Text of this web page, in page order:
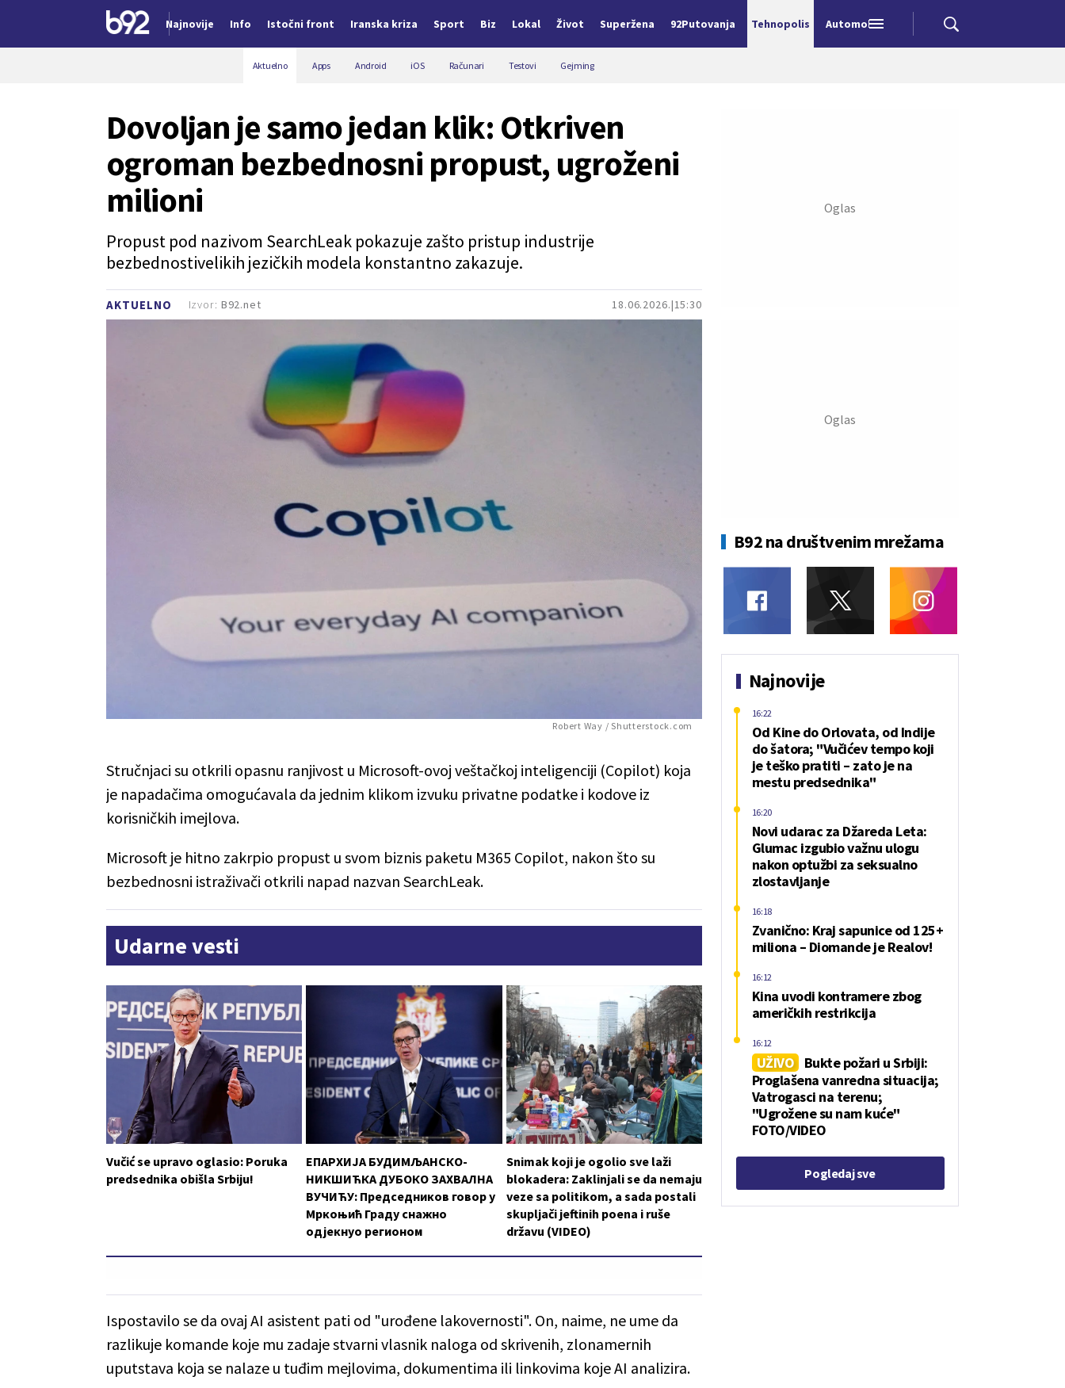
Najnovije Info Istočni front Iranska kriza Sport Biz Lokal Život Superžena 92Putovanja Tehnopolis Automobili
Aktuelno Apps Android iOS Računari Testovi Gejming
AKTUELNO 18.06.2026. 15:30
Dovoljan je samo jedan klik: Otkriven
ogroman bezbednosni propust, ugroženi
milioni
Propust pod nazivom SearchLeak pokazuje zašto pristup industrije
bezbednostivelikih jezičkih modela konstantno zakazuje.
Izvor: B92.net
Robert Way / Shutterstock.com
Stručnjaci su otkrili opasnu ranjivost u Microsoft-ovoj veštačkoj inteligenciji (Copilot) koja
je napadačima omogućavala da jednim klikom izvuku privatne podatke i kodove iz
korisničkih imejlova.
Microsoft je hitno zakrpio propust u svom biznis paketu M365 Copilot, nakon što su
bezbednosni istraživači otkrili napad nazvan SearchLeak.
Udarne vesti
Vučić se upravo oglasio: Poruka
predsednika obišla Srbiju!
ЕПАРХИЈА БУДИМЉАНСКО-
НИКШИЋКА ДУБОКО ЗАХВАЛНА
ВУЧИЋУ: Председников говор у
Мркоњић Граду снажно
одјекнуо регионом
Snimak koji je ogolio sve laži
blokadera: Zaklinjali se da nemaju
veze sa politikom, a sada postali
skupljači jeftinih poena i ruše
državu (VIDEO)
Ispostavilo se da ovaj AI asistent pati od "urođene lakovernosti". On, naime, ne ume da
razlikuje komande koje mu zadaje stvarni vlasnik naloga od skrivenih, zlonamernih
uputstava koja se nalaze u tuđim mejlovima, dokumentima ili linkovima koje AI analizira.
B92 na društvenim mrežama
Najnovije
Od Kine do Orlovata, od Indije
do šatora; "Vučićev tempo koji
je teško pratiti – zato je na
mestu predsednika"
16:22
Novi udarac za Džareda Leta:
Glumac izgubio važnu ulogu
nakon optužbi za seksualno
zlostavljanje
16:20
Zvanično: Kraj sapunice od 125+
miliona – Diomande je Realov!
16:18
Kina uvodi kontramere zbog
američkih restrikcija
16:12
UŽIVO
Bukte požari u Srbiji:
Proglašena vanredna situacija;
Vatrogasci na terenu;
"Ugrožene su nam kuće"
FOTO/VIDEO
16:12
Pogledaj sve